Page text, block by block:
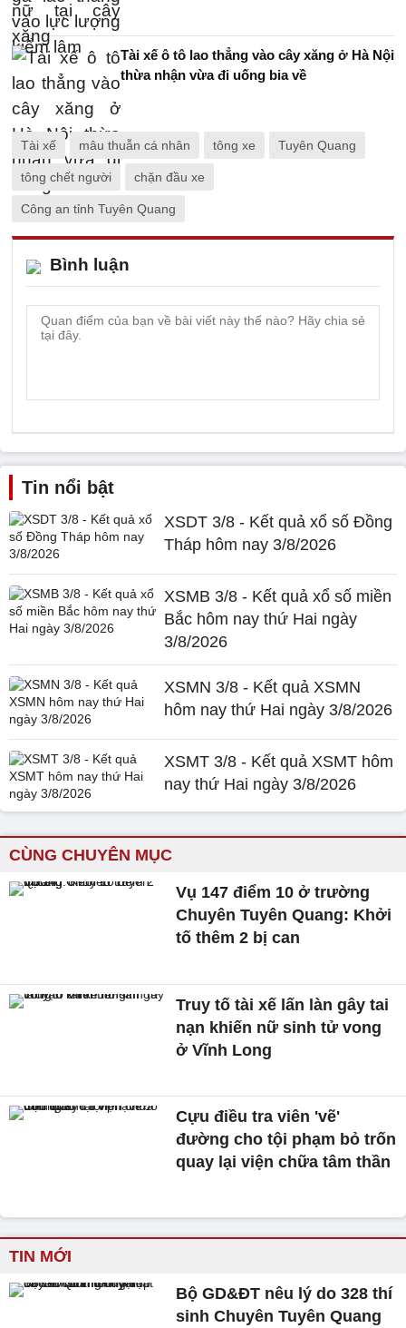
Tài xế ô tô lao thẳng vào cây xăng ở Hà Nội
thừa nhận vừa đi uống bia về
Tài xế mâu thuẫn cá nhân tông xe Tuyên Quang
tông chết người chặn đầu xe
Công an tỉnh Tuyên Quang
Bình luận
Tin nổi bật
XSDT 3/8 - Kết quả xổ số Đồng
Tháp hôm nay 3/8/2026
XSMB 3/8 - Kết quả xổ số miền
Bắc hôm nay thứ Hai ngày
3/8/2026
XSMN 3/8 - Kết quả XSMN
hôm nay thứ Hai ngày 3/8/2026
XSMT 3/8 - Kết quả XSMT hôm
nay thứ Hai ngày 3/8/2026
CÙNG CHUYÊN MỤC
Vụ 147 điểm 10 ở trường
Chuyên Tuyên Quang: Khởi
tố thêm 2 bị can
Truy tố tài xế lấn làn gây tai
nạn khiến nữ sinh tử vong
ở Vĩnh Long
Cựu điều tra viên 'vẽ'
đường cho tội phạm bỏ trốn
quay lại viện chữa tâm thần
TIN MỚI
Bộ GD&ĐT nêu lý do 328 thí
sinh Chuyên Tuyên Quang